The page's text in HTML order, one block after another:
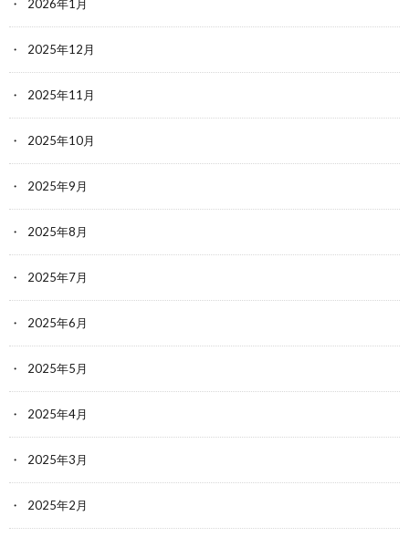
2026年1月
2025年12月
2025年11月
2025年10月
2025年9月
2025年8月
2025年7月
2025年6月
2025年5月
2025年4月
2025年3月
2025年2月